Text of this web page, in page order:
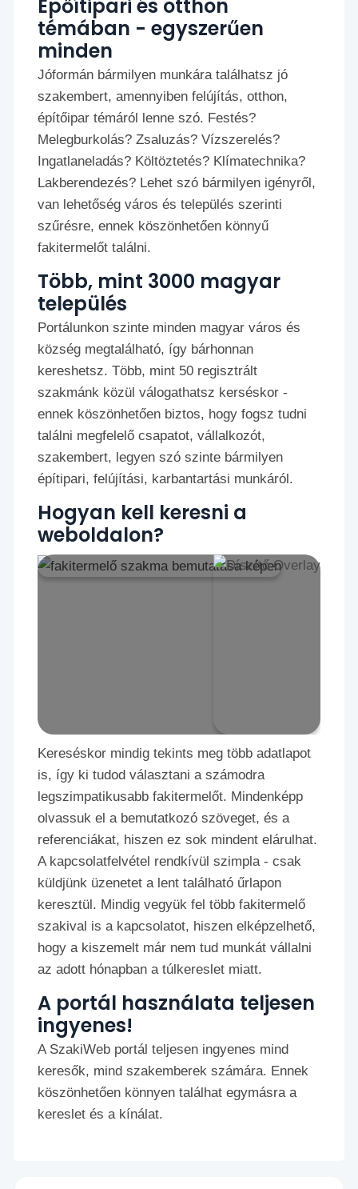
Épőítipari és otthon
témában - egyszerűen
minden
Jóformán bármilyen munkára találhatsz jó
szakembert, amennyiben felújítás, otthon,
építőipar témáról lenne szó. Festés?
Melegburkolás? Zsaluzás? Vízszerelés?
Ingatlaneladás? Költöztetés? Klímatechnika?
Lakberendezés? Lehet szó bármilyen igényről,
van lehetőség város és település szerinti
szűrésre, ennek köszönhetően könnyű
fakitermelőt találni.
Több, mint 3000 magyar
település
Portálunkon szinte minden magyar város és
község megtalálható, így bárhonnan
kereshetsz. Több, mint 50 regisztrált
szakmánk közül válogathatsz kerséskor -
ennek köszönhetően biztos, hogy fogsz tudni
találni megfelelő csapatot, vállalkozót,
szakembert, legyen szó szinte bármilyen
építipari, felújítási, karbantartási munkáról.
Hogyan kell keresni a
weboldalon?
Kereséskor mindig tekints meg több adatlapot
is, így ki tudod választani a számodra
legszimpatikusabb fakitermelőt. Mindenképp
olvassuk el a bemutatkozó szöveget, és a
referenciákat, hiszen ez sok mindent elárulhat.
A kapcsolatfelvétel rendkívül szimpla - csak
küldjünk üzenetet a lent található űrlapon
keresztül. Mindig vegyük fel több fakitermelő
szakival is a kapcsolatot, hiszen elképzelhető,
hogy a kiszemelt már nem tud munkát vállalni
az adott hónapban a túlkereslet miatt.
A portál használata teljesen
ingyenes!
A SzakiWeb portál teljesen ingyenes mind
keresők, mind szakemberek számára. Ennek
köszönhetően könnyen találhat egymásra a
kereslet és a kínálat.